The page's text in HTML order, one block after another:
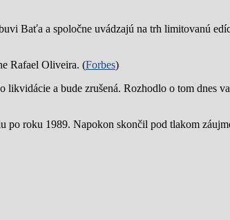
Baťa a spoločne uvádzajú na trh limitovanú
Rafael Oliveira. (Forbes)
likvidácie a bude zrušená. Rozhodlo o tom dnes
po roku 1989. Napokon skončil pod tlakom